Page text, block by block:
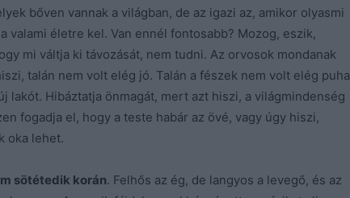
bőven vannak a világban, de az igazi az, amikor olyasmi
valami életre kel. Van ennél fontosabb? Mozog, eszik,
mi váltja ki távozását, nem tudni. Az orvosok mondanak
talán nem volt elég jó. Talán a fészek nem volt elég puha
lakót. Hibáztatja önmagát, mert azt hiszi, a világmindenség
fogadja el, hogy a teste habár az övé, vagy úgy hiszi,
oka lehet.
sötétedik korán. Felhős az ég, de langyos a levegő, és az